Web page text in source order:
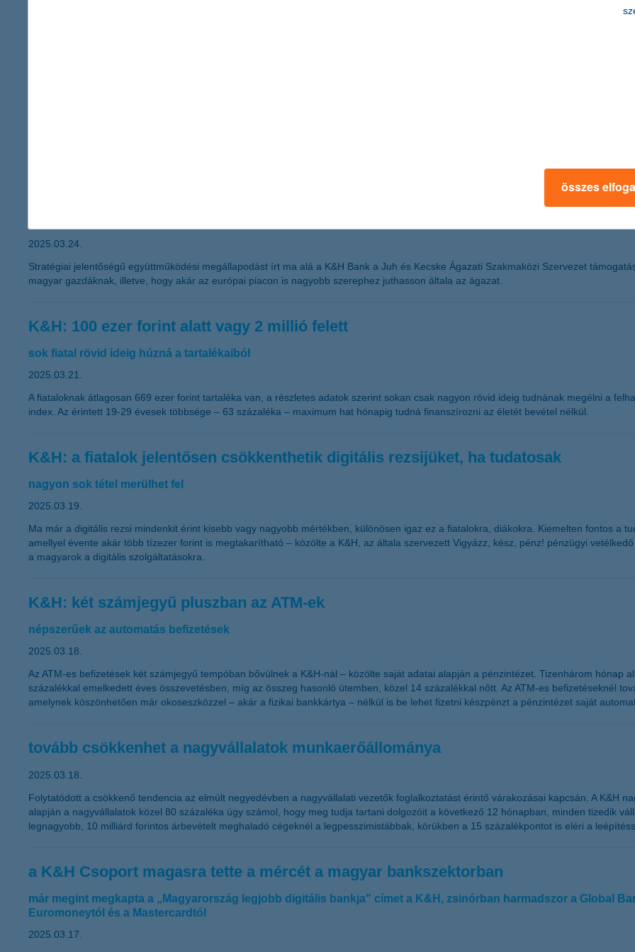
A bankszektor hosszú évszázadokon keresztül a stabilitás, a hagyományok és a formális ügyintézés terepe volt: szakzsargonba
korábbihoz képest. A lakáshitelek átlagos összege 25 millió forint fölé emelkedett, ami 40 százalékos többletnek felel meg éves szinten.
2025.03.24.
Stratégiai jelentőségű együttműködési megállapodást írt ma alá a K&H Bank a Juh és Kecske Ágazati Szakmaközi Szervezet
magyar gazdáknak, illetve, hogy akár az európai piacon is nagyobb szerephez juthasson általa az ágazat.
K&H: 100 ezer forint alatt vagy 2 millió felett
sok fiatal rövid ideig húzná a tartalékaiból
2025.03.21.
A fiataloknak átlagosan 669 ezer forint tartaléka van, a részletes adatok szerint sokan csak nagyon rövid ideig tudnának megélni a
index. Az érintett 19-29 évesek többsége – 63 százaléka – maximum hat hónapig tudná finanszírozni az életét bevétel nélkül.
K&H: a fiatalok jelentősen csökkenthetik digitális rezsijüket, ha tudatosak
nagyon sok tétel merülhet fel
2025.03.19.
Ma már a digitális rezsi mindenkit érint kisebb vagy nagyobb mértékben, különösen igaz ez a fiatalokra, diákokra. Kiemelten fontos a
amellyel évente akár több tízezer forint is megtakarítható – közölte a K&H, az általa szervezett Vigyázz, kész, pénz! pénzügyi
a magyarok a digitális szolgáltatásokra.
K&H: két számjegyű pluszban az ATM-ek
népszerűek az automatás befizetések
2025.03.18.
Az ATM-es befizetések két számjegyű tempóban bővülnek a K&H-nál – közölte saját adatai alapján a pénzintézet. Tizenhárom hónap
százalékkal emelkedett éves összevetésben, míg az összeg hasonló ütemben, közel 14 százalékkal nőtt. Az ATM-es befizetéseknél
amelynek köszönhetően már okoseszközzel – akár a fizikai bankkártya – nélkül is be lehet fizetni készpénzt a pénzintézet saját
tovább csökkenhet a nagyvállalatok munkaerőállománya
2025.03.18.
Folytatódott a csökkenő tendencia az elmúlt negyedévben a nagyvállalati vezetők foglalkoztatást érintő várakozásai kapcsán. A K&H
alapján a nagyvállalatok közel 80 százaléka úgy számol, hogy meg tudja tartani dolgozóit a következő 12 hónapban, minden tizedik
legnagyobb, 10 milliárd forintos árbevételt meghaladó cégeknél a legpesszimistábbak, körükben a 15 százalékpontot is eléri a
a K&H Csoport magasra tette a mércét a magyar bankszektorban
már megint megkapta a „Magyarország legjobb digitális bankja" címet a K&H, zsinórban harmadszor a Global
Euromoneytól és a Mastercardtól
2025.03.17.
összes